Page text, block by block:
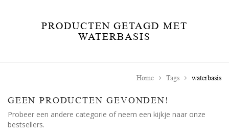
PRODUCTEN GETAGD MET
WATERBASIS
Home Tags waterbasis
GEEN PRODUCTEN GEVONDEN!
Probeer een andere categorie of neem een kijkje naar onze
bestsellers.